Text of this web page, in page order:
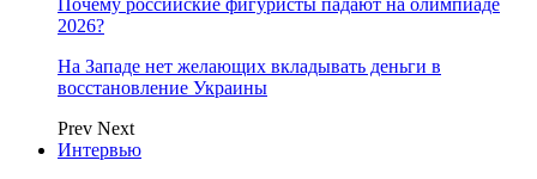
Почему российские фигуристы падают на олимпиаде
2026?
На Западе нет желающих вкладывать деньги в
восстановление Украины
Prev Next
Интервью